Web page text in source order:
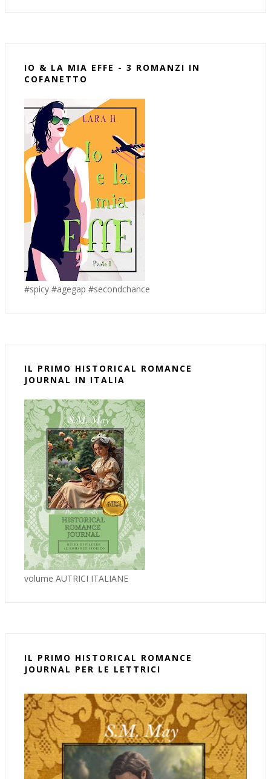
IO & LA MIA EFFE - 3 ROMANZI IN
COFANETTO
#spicy #agegap #secondchance
IL PRIMO HISTORICAL ROMANCE
JOURNAL IN ITALIA
volume AUTRICI ITALIANE
IL PRIMO HISTORICAL ROMANCE
JOURNAL PER LE LETTRICI